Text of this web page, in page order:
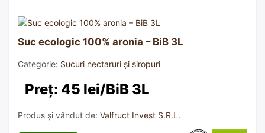
Suc ecologic 100% aronia – BiB 3L
Categorie: Sucuri nectaruri și siropuri
Preț: 45 lei/BiB 3L
Produs și vândut de: Valfruct Invest S.R.L.